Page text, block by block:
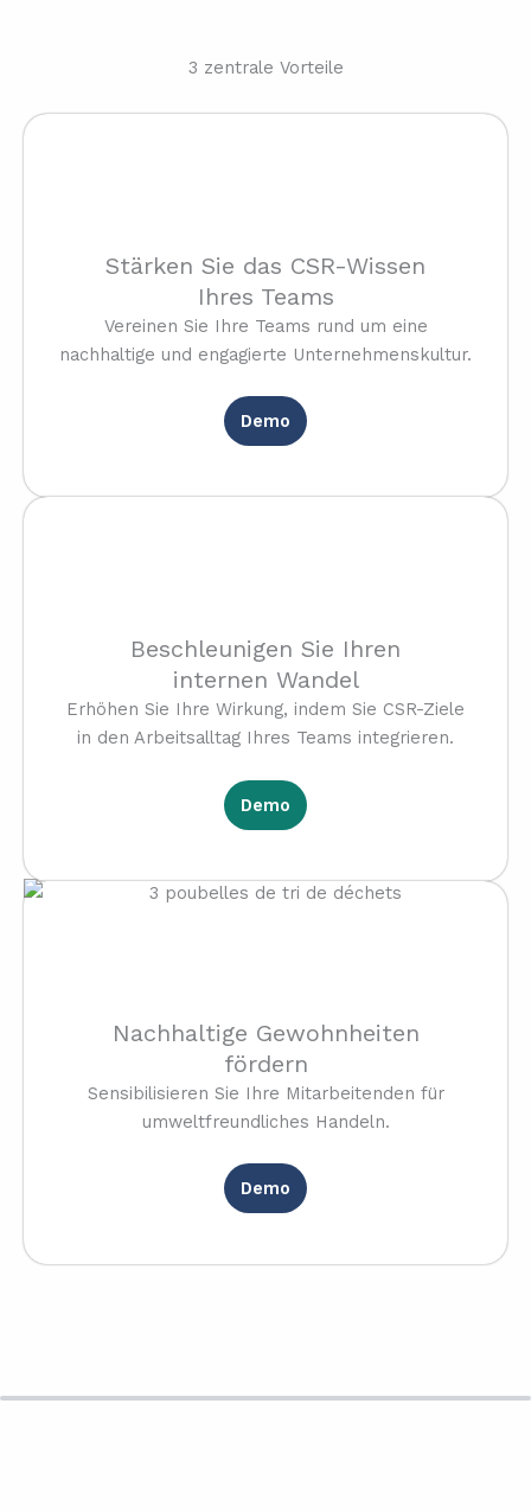
3 zentrale Vorteile
Stärken Sie das CSR-Wissen
Ihres Teams
Vereinen Sie Ihre Teams rund um eine
nachhaltige und engagierte Unternehmenskultur.
Demo
Beschleunigen Sie Ihren
internen Wandel
Erhöhen Sie Ihre Wirkung, indem Sie CSR-Ziele
in den Arbeitsalltag Ihres Teams integrieren.
Demo
Nachhaltige Gewohnheiten
fördern
Sensibilisieren Sie Ihre Mitarbeitenden für
umweltfreundliches Handeln.
Demo